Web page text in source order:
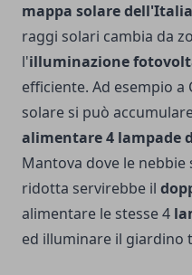
mappa solare dell'Italia
raggi solari cambia da
l'illuminazione
efficiente. Ad esempio
solare si può
alimentare 4 lampade
Mantova dove le
ridotta servirebbe il
alimentare le stesse 4
ed illuminare il giardino